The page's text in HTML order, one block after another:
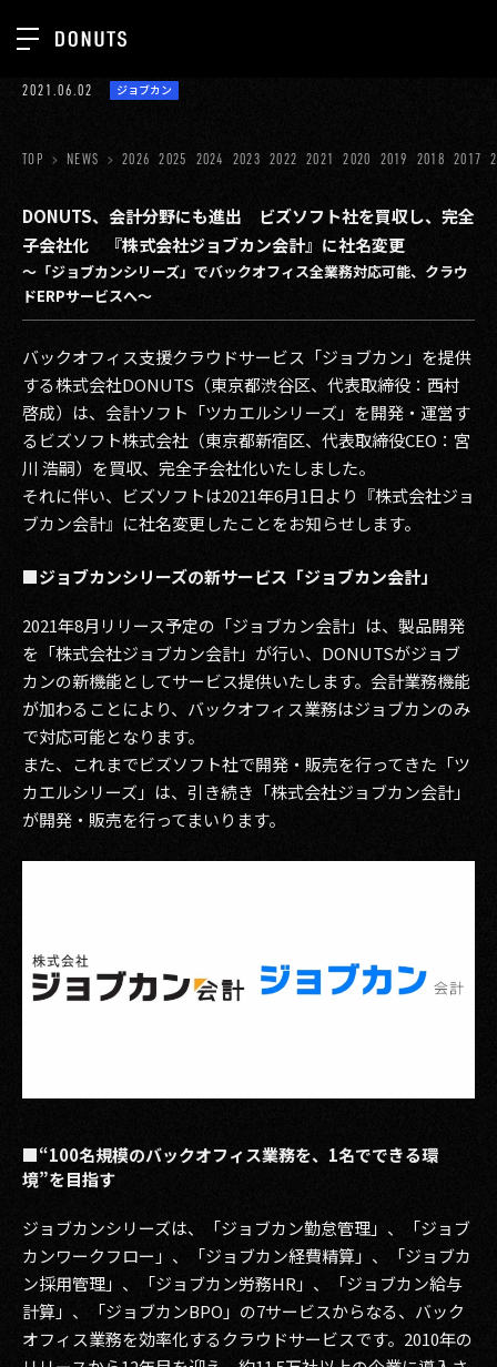
ジョブカン
ゲーム
ミクチャ
出版メディア
美少女図鑑
イベント
タテドラ
その他事業
2025
2024
2023
2022
2018
2013
2012
2011
TOP
ABOUT
SERVICES
GROUP
RECRUIT
CONTACT
2021.06.02 ジョブカン
TOP NEWS 2026 2025 2024 2023 2022 2021 2020 2019 2018 2017
DONUTS、会計分野にも進出 ビズソフト社を買収し、完全
子会社化 『株式会社ジョブカン会計』に社名変更
～「ジョブカンシリーズ」でバックオフィス全業務対応可能、クラウ
ドERPサービスへ～
バックオフィス支援クラウドサービス「ジョブカン」を提供
する株式会社DONUTS（東京都渋谷区、代表取締役：西村
啓成）は、会計ソフト「ツカエルシリーズ」を開発・運営す
るビズソフト株式会社（東京都新宿区、代表取締役CEO：宮
川 浩嗣）を買収、完全子会社化いたしました。
それに伴い、ビズソフトは2021年6月1日より『株式会社ジョ
ブカン会計』に社名変更したことをお知らせします。
■ジョブカンシリーズの新サービス「ジョブカン会計」
2021年8月リリース予定の「ジョブカン会計」は、製品開発
を「株式会社ジョブカン会計」が行い、DONUTSがジョブ
カンの新機能としてサービス提供いたします。会計業務機能
が加わることにより、バックオフィス業務はジョブカンのみ
で対応可能となります。
また、これまでビズソフト社で開発・販売を行ってきた「ツ
カエルシリーズ」は、引き続き「株式会社ジョブカン会計」
が開発・販売を行ってまいります。
■“100名規模のバックオフィス業務を、1名でできる環
境”を目指す
ジョブカンシリーズは、「ジョブカン勤怠管理」、「ジョブ
カンワークフロー」、「ジョブカン経費精算」、「ジョブカ
ン採用管理」、「ジョブカン労務HR」、「ジョブカン給与
計算」、「ジョブカンBPO」の7サービスからなる、バック
オフィス業務を効率化するクラウドサービスです。2010年の